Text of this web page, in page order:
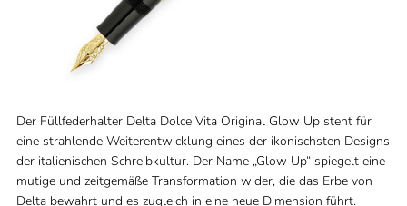
Der Füllfederhalter Delta Dolce Vita Original Glow Up steht für
eine strahlende Weiterentwicklung eines der ikonischsten Designs
der italienischen Schreibkultur. Der Name „Glow Up“ spiegelt eine
mutige und zeitgemäße Transformation wider, die das Erbe von
Delta bewahrt und es zugleich in eine neue Dimension führt.